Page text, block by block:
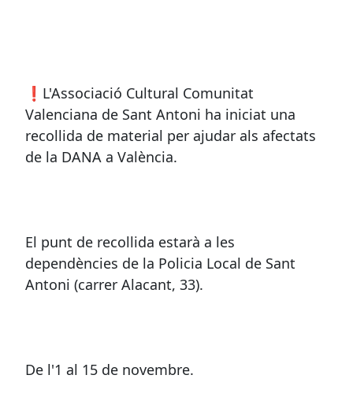
❗️L'Associació Cultural Comunitat
Valenciana de Sant Antoni ha iniciat una
recollida de material per ajudar als afectats
de la DANA a València.
El punt de recollida estarà a les
dependències de la Policia Local de Sant
Antoni (carrer Alacant, 33).
De l'1 al 15 de novembre.